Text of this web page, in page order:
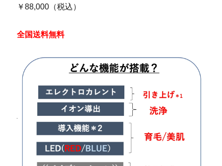
￥88,000（税込）
全国送料無料